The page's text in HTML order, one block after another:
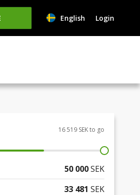
English Login
16 519 SEK to go
50 000SEK
33 481 SEK